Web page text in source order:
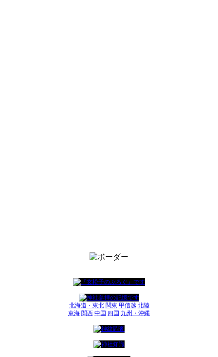
北海道・東北 関東 甲信越 北陸
東海 関西 中国 四国 九州・沖縄